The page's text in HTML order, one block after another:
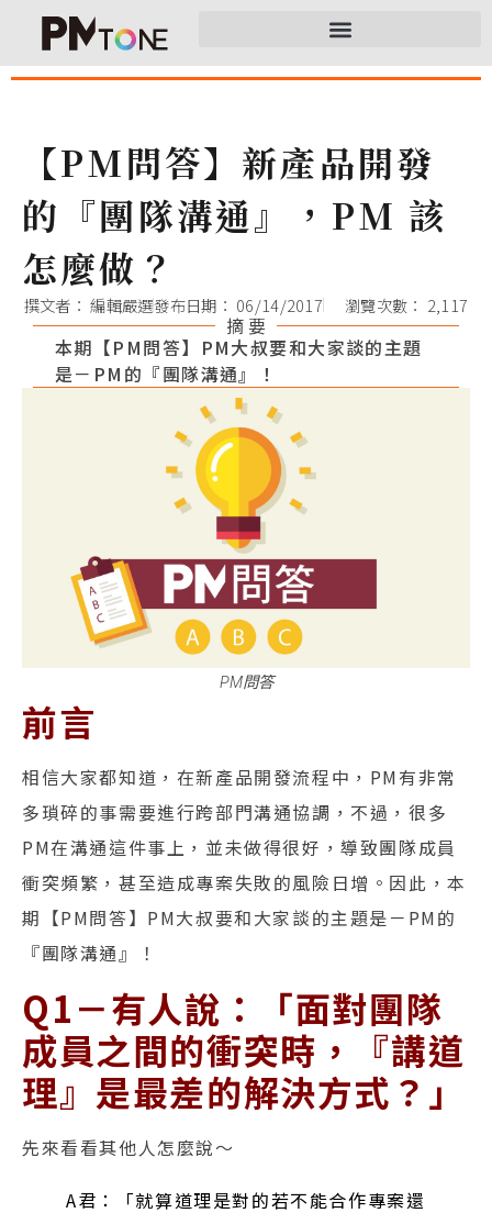
【PM問答】新產品開發
的『團隊溝通』，PM 該
怎麼做？
撰文者： 編輯嚴選發布日期： 06/14/2017 瀏覽次數： 2,117
摘 要
本期【PM問答】PM大叔要和大家談的主題
是－PM的『團隊溝通』！
PM問答
前言
相信大家都知道，在新產品開發流程中，PM有非常
多瑣碎的事需要進行跨部門溝通協調，不過，很多
PM在溝通這件事上，並未做得很好，導致團隊成員
衝突頻繁，甚至造成專案失敗的風險日增。因此，本
期【PM問答】PM大叔要和大家談的主題是－PM的
『團隊溝通』！
Q1－有人說：「面對團隊
成員之間的衝突時，『講道
理』是最差的解決方式？」
先來看看其他人怎麼說～
A君：「就算道理是對的若不能合作專案還